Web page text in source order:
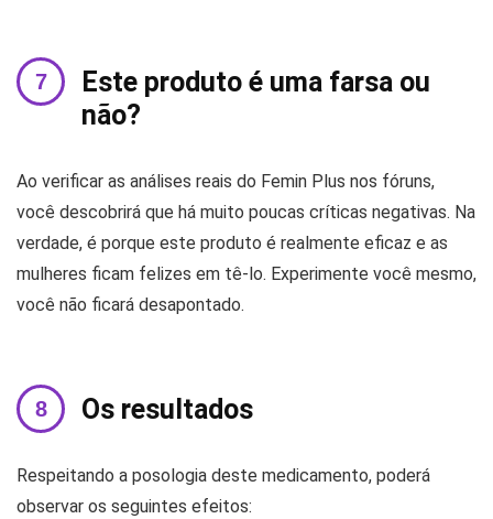
Este produto é uma farsa ou
não?
Ao verificar as análises reais do Femin Plus nos fóruns,
você descobrirá que há muito poucas críticas negativas. Na
verdade, é porque este produto é realmente eficaz e as
mulheres ficam felizes em tê-lo. Experimente você mesmo,
você não ficará desapontado.
Os resultados
Respeitando a posologia deste medicamento, poderá
observar os seguintes efeitos: